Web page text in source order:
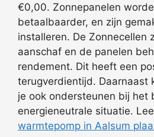
€0,00. Zonnepanelen
betaalbaarder, en zijn
installeren. De Zonnecellen
aanschaf en de panelen
rendement. Dit heeft een
terugverdientijd. Daarnaast
je ook ondersteunen bij het
energieneutrale situatie.
warmtepomp in Aalsum